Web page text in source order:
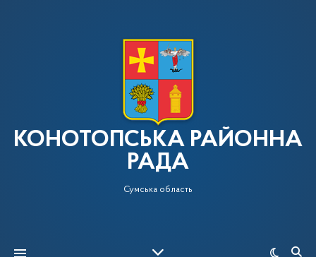
КОНОТОПСЬКА РАЙОННА
РАДА
Сумська область